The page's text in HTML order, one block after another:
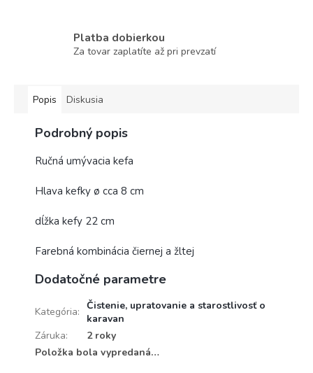
Platba dobierkou
Za tovar zaplatíte až pri prevzatí
Popis Diskusia
Podrobný popis
Ručná umývacia kefa
Hlava kefky ø cca 8 cm
dĺžka kefy 22 cm
Farebná kombinácia čiernej a žltej
Dodatočné parametre
Kategória: Čistenie, upratovanie a starostlivosť o
karavan
Záruka:
2 roky
Položka bola vypredaná…